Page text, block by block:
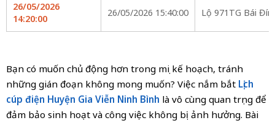
26/05/2026
14:20:00
26/05/2026 15:40:00 Lộ 971TG Bái
Bạn có muốn chủ động hơn trong mọi kế hoạch, tránh
những gián đoạn không mong muốn? Việc nắm bắt Lịch
cúp điện Huyện Gia Viễn Ninh Bình là vô cùng quan trọng để
đảm bảo sinh hoạt và công việc không bị ảnh hưởng. Bài